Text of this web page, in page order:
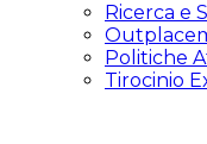
Ricerca e
Politiche
Tirocinio